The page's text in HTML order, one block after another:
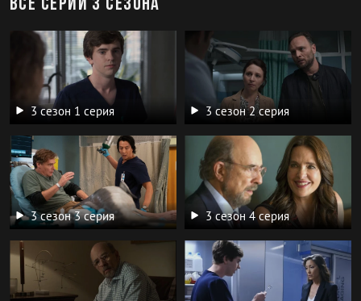
Все серии 3 сезона
3 сезон 1 серия 3 сезон 2 серия
3 сезон 3 серия 3 сезон 4 серия